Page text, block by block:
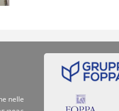
nelle